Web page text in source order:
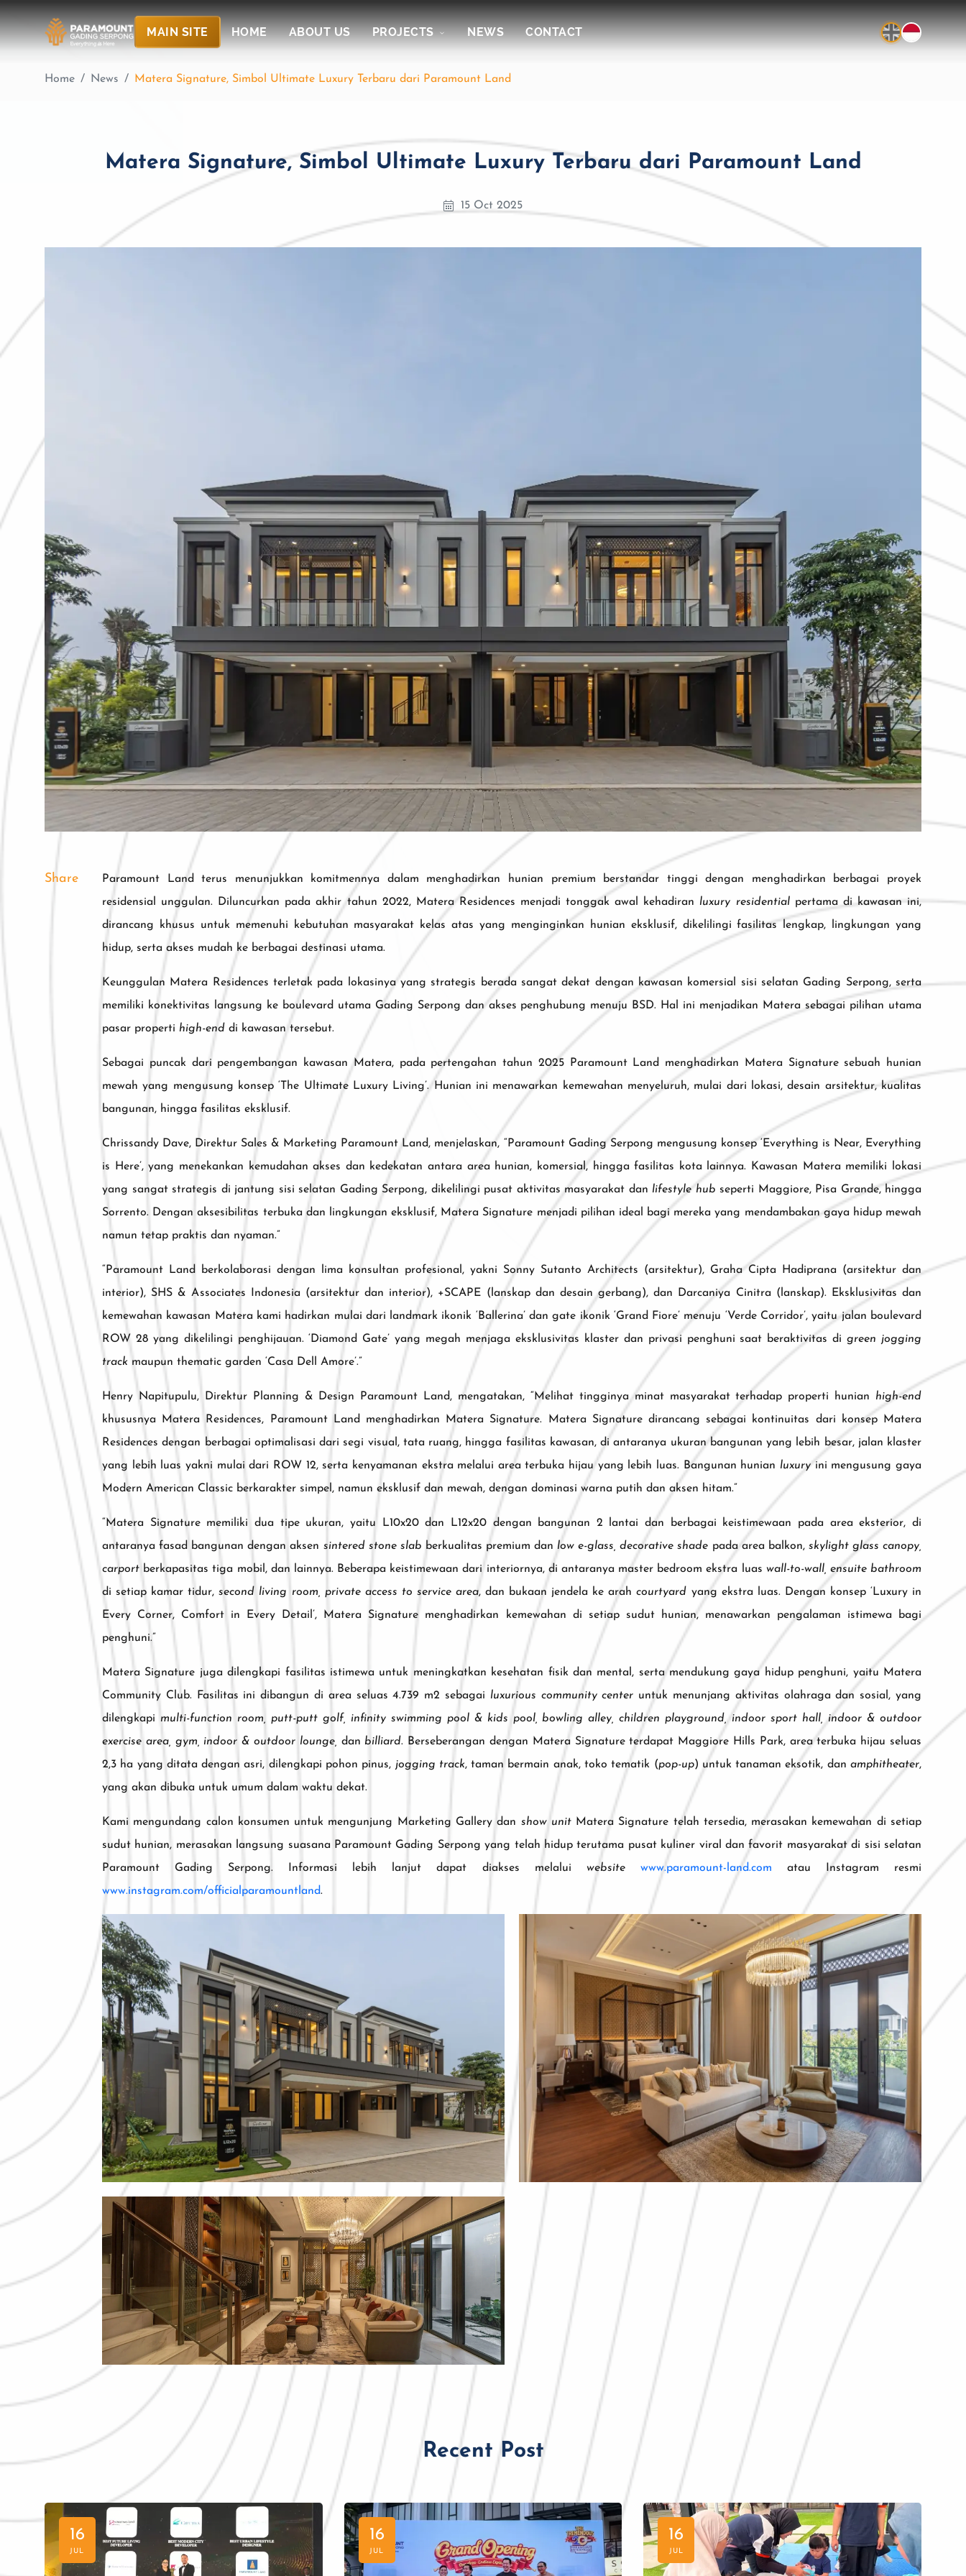
MAIN SITE HOME ABOUT US PROJECTS NEWS CONTACT
Home News Matera Signature, Simbol Ultimate Luxury Terbaru dari Paramount Land
Matera Signature, Simbol Ultimate Luxury Terbaru dari Paramount Land
15 Oct 2025
Share
Paramount Land terus menunjukkan komitmennya dalam menghadirkan hunian premium berstandar tinggi dengan menghadirkan berbagai proyek
residensial unggulan. Diluncurkan pada akhir tahun 2022, Matera Residences menjadi tonggak awal kehadiran luxury residentialpertama di kawasan ini,
dirancang khusus untuk memenuhi kebutuhan masyarakat kelas atas yang menginginkan hunian eksklusif, dikelilingi fasilitas lengkap, lingkungan yang
hidup, serta akses mudah ke berbagai destinasi utama.
Keunggulan Matera Residences terletak pada lokasinya yang strategis berada sangat dekat dengan kawasan komersial sisi selatan Gading Serpong, serta
memiliki konektivitas langsung ke boulevard utama Gading Serpong dan akses penghubung menuju BSD. Hal ini menjadikan Matera sebagai pilihan utama
pasar properti high-end di kawasan tersebut.
Sebagai puncak dari pengembangan kawasan Matera, pada pertengahan tahun 2025 Paramount Land menghadirkan Matera Signature sebuah hunian
mewah yang mengusung konsep ‘The Ultimate Luxury Living’. Hunian ini menawarkan kemewahan menyeluruh, mulai dari lokasi, desain arsitektur, kualitas
bangunan, hingga fasilitas eksklusif.
Chrissandy Dave, Direktur Sales & Marketing Paramount Land, menjelaskan, “Paramount Gading Serpong mengusung konsep ‘Everything is Near, Everything
is Here’, yang menekankan kemudahan akses dan kedekatan antara area hunian, komersial, hingga fasilitas kota lainnya. Kawasan Matera memiliki lokasi
yang sangat strategis di jantung sisi selatan Gading Serpong, dikelilingi pusat aktivitas masyarakat dan lifestyle hub seperti Maggiore, Pisa Grande, hingga
Sorrento. Dengan aksesibilitas terbuka dan lingkungan eksklusif, Matera Signature menjadi pilihan ideal bagi mereka yang mendambakan gaya hidup mewah
namun tetap praktis dan nyaman.”
“Paramount Land berkolaborasi dengan lima konsultan profesional, yakni Sonny Sutanto Architects (arsitektur), Graha Cipta Hadiprana (arsitektur dan
interior), SHS & Associates Indonesia (arsitektur dan interior), +SCAPE (lanskap dan desain gerbang), dan Darcaniya Cinitra (lanskap). Eksklusivitas dan
kemewahan kawasan Matera kami hadirkan mulai dari landmark ikonik ‘Ballerina’ dan gate ikonik ‘Grand Fiore’ menuju ‘Verde Corridor’, yaitu jalan boulevard
ROW 28 yang dikelilingi penghijauan. ‘Diamond Gate’ yang megah menjaga eksklusivitas klaster dan privasi penghuni saat beraktivitas digreen jogging
track maupun thematic garden ‘Casa Dell Amore’.”
Henry Napitupulu, Direktur Planning & Design Paramount Land, mengatakan, “Melihat tingginya minat masyarakat terhadap properti hunian high-end
khususnya Matera Residences, Paramount Land menghadirkan Matera Signature. Matera Signature dirancang sebagai kontinuitas dari konsep Matera
Residences dengan berbagai optimalisasi dari segi visual, tata ruang, hingga fasilitas kawasan, di antaranya ukuran bangunan yang lebih besar, jalan klaster
yang lebih luas yakni mulai dari ROW 12, serta kenyamanan ekstra melalui area terbuka hijau yang lebih luas. Bangunan hunian luxuryini mengusung gaya
Modern American Classic berkarakter simpel, namun eksklusif dan mewah, dengan dominasi warna putih dan aksen hitam.”
“Matera Signature memiliki dua tipe ukuran, yaitu L10x20 dan L12x20 dengan bangunan 2 lantai dan berbagai keistimewaan pada area eksterior, di
antaranya fasad bangunan dengan aksen sintered stone slab berkualitas premium danlow e-glass, decorative shade pada area balkon, skylight glass canopy,
carport berkapasitas tiga mobil, dan lainnya. Beberapa keistimewaan dari interiornya, di antaranya master bedroom ekstra luas wall-to-wall, ensuite bathroom
di setiap kamar tidur,second living room, private access to service area, dan bukaan jendela ke arahcourtyard yang ekstra luas. Dengan konsep ‘Luxury in
Every Corner, Comfort in Every Detail’, Matera Signature menghadirkan kemewahan di setiap sudut hunian, menawarkan pengalaman istimewa bagi
penghuni.”
Matera Signature juga dilengkapi fasilitas istimewa untuk meningkatkan kesehatan fisik dan mental, serta mendukung gaya hidup penghuni, yaitu Matera
Community Club. Fasilitas ini dibangun di area seluas 4.739 m2 sebagai luxurious community center untuk menunjang aktivitas olahraga dan sosial, yang
dilengkapi multi-function room, putt-putt golf,
infinity swimming pool & kids pool, bowling alley, children playground, indoor sport hall, indoor & outdoor
exercise area, gym, indoor & outdoor lounge, dan billiard. Berseberangan dengan Matera Signature terdapat Maggiore Hills Park, area terbuka hijau seluas
2,3 ha yang ditata dengan asri, dilengkapi pohon pinus, jogging track, taman bermain anak, toko tematik (pop-up) untuk tanaman eksotik, danamphitheater,
yang akan dibuka untuk umum dalam waktu dekat.
Kami mengundang calon konsumen untuk mengunjung Marketing Gallery dan show unitMatera Signature telah tersedia, merasakan kemewahan di setiap
sudut hunian, merasakan langsung suasana Paramount Gading Serpong yang telah hidup terutama pusat kuliner viral dan favorit masyarakat di sisi selatan
Paramount Gading Serpong. Informasi lebih lanjut dapat diakses melalui website www.paramount-land.com atau Instagram resmi
www.instagram.com/officialparamountland.
Recent Post
16
JUL
16
JUL
16
JUL